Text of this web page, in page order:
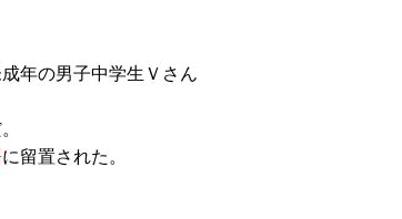
年の男子中学生Ｖさん
に留置された。